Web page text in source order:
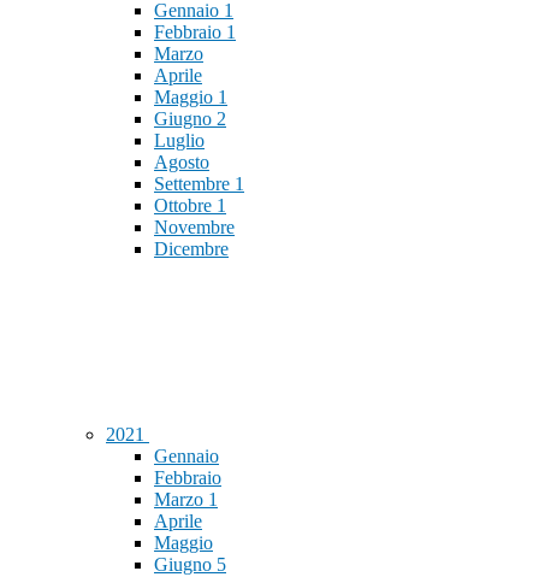
Gennaio 1
Febbraio 1
Marzo
Aprile
Maggio 1
Giugno 2
Luglio
Agosto
Settembre 1
Ottobre 1
Novembre
Dicembre
2021
Gennaio
Febbraio
Marzo 1
Aprile
Maggio
Giugno 5